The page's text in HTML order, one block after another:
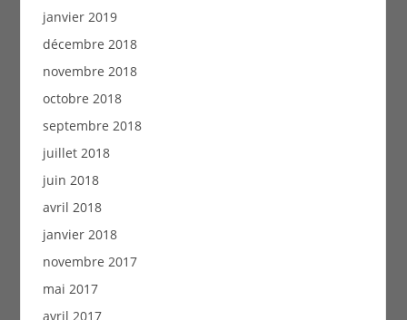
janvier 2019
décembre 2018
novembre 2018
octobre 2018
septembre 2018
juillet 2018
juin 2018
avril 2018
janvier 2018
novembre 2017
mai 2017
avril 2017